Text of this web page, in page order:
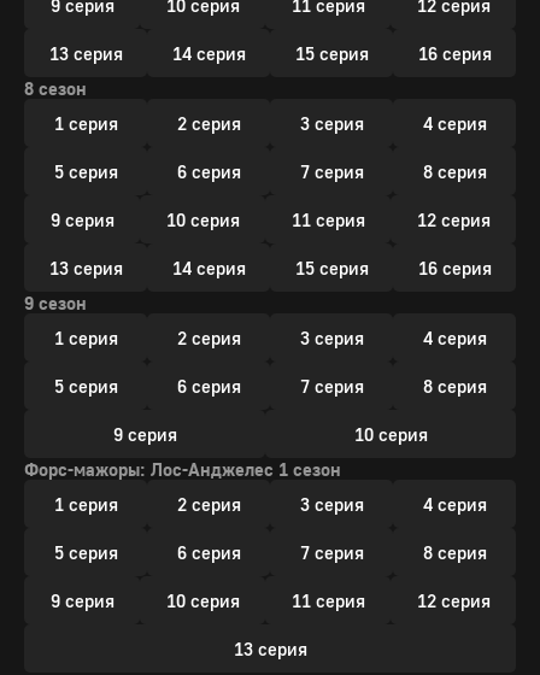
9 серия 10 серия 11 серия 12 серия
13 серия 14 серия 15 серия
16 серия
8 сезон
1 серия
2 серия 3 серия 4 серия
5 серия 6 серия 7 серия 8 серия
9 серия 10 серия 11 серия 12 серия
13 серия 14 серия 15 серия
16 серия
9 сезон
1 серия
2 серия 3 серия 4 серия
5 серия 6 серия 7 серия 8 серия
9 серия
10 серия
Форс-мажоры: Лос-Анджелес 1 сезон
1 серия
2 серия 3 серия 4 серия
5 серия 6 серия 7 серия 8 серия
9 серия 10 серия 11 серия 12 серия
13 серия